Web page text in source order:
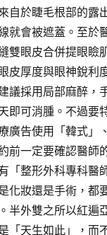
自於睫毛根部的露
就會被遮蓋。至於
雙眼皮合併提眼瞼
皮厚度與眼神銳利
議採用局部麻醉，
即可消腫。不過要
廣告使用「韓式」
前一定要確認醫師
「整形外科專科醫
化妝還是手術，都
半外雙之所以紅遍
「天生如此」，而